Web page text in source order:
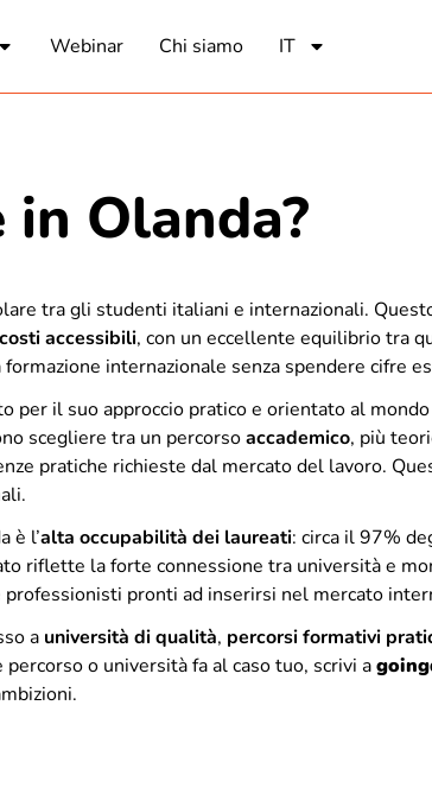
Webinar Chi siamo IT
Olanda?
tra gli studenti italiani e internazionali.
accessibili, con un eccellente equilibrio tra
formazione internazionale senza spendere cifre
per il suo approccio pratico e orientato al
scegliere tra un percorsoaccademico, più
pratiche richieste dal mercato del lavoro.
è l’alta occupabilità dei laureati: circa il 97%
riflette la forte connessione tra università e
pronti ad inserirsi nel mercato
a università di qualità, percorsi formativi
percorso o università fa al caso tuo, scrivi a